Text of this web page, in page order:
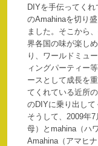
DIYを手伝ってく
のAmahinaを切り
ました。そこから
界各国の味が楽し
り、ワールドミュ
ィングパーティー
ースとして成長を
てくれている近所
のDIYに乗り出して
そうして、2009年
母）とmahina（ハ
Amahina（アマヒ